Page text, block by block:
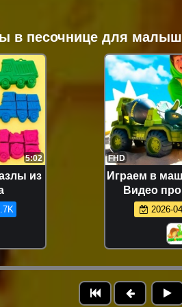
в песочнице для
5:02
из
FHD
Играем в
Видео
2026-